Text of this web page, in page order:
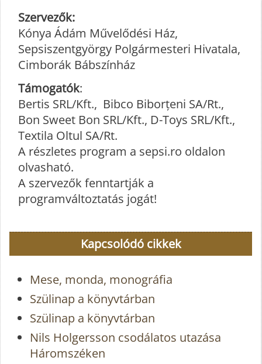
Szervezők:
Kónya Ádám Művelődési Ház,
Sepsiszentgyörgy Polgármesteri Hivatala,
Cimborák Bábszínház
Támogatók:
Bertis SRL/Kft., Bibco Biborțeni SA/Rt.,
Bon Sweet Bon SRL/Kft., D-Toys SRL/Kft.,
Textila Oltul SA/Rt.
A részletes program a sepsi.ro oldalon
olvasható.
A szervezők fenntartják a
programváltoztatás jogát!
Kapcsolódó cikkek
Mese, monda, monográfia
Szülinap a könyvtárban
Szülinap a könyvtárban
Nils Holgersson csodálatos utazása
Háromszéken